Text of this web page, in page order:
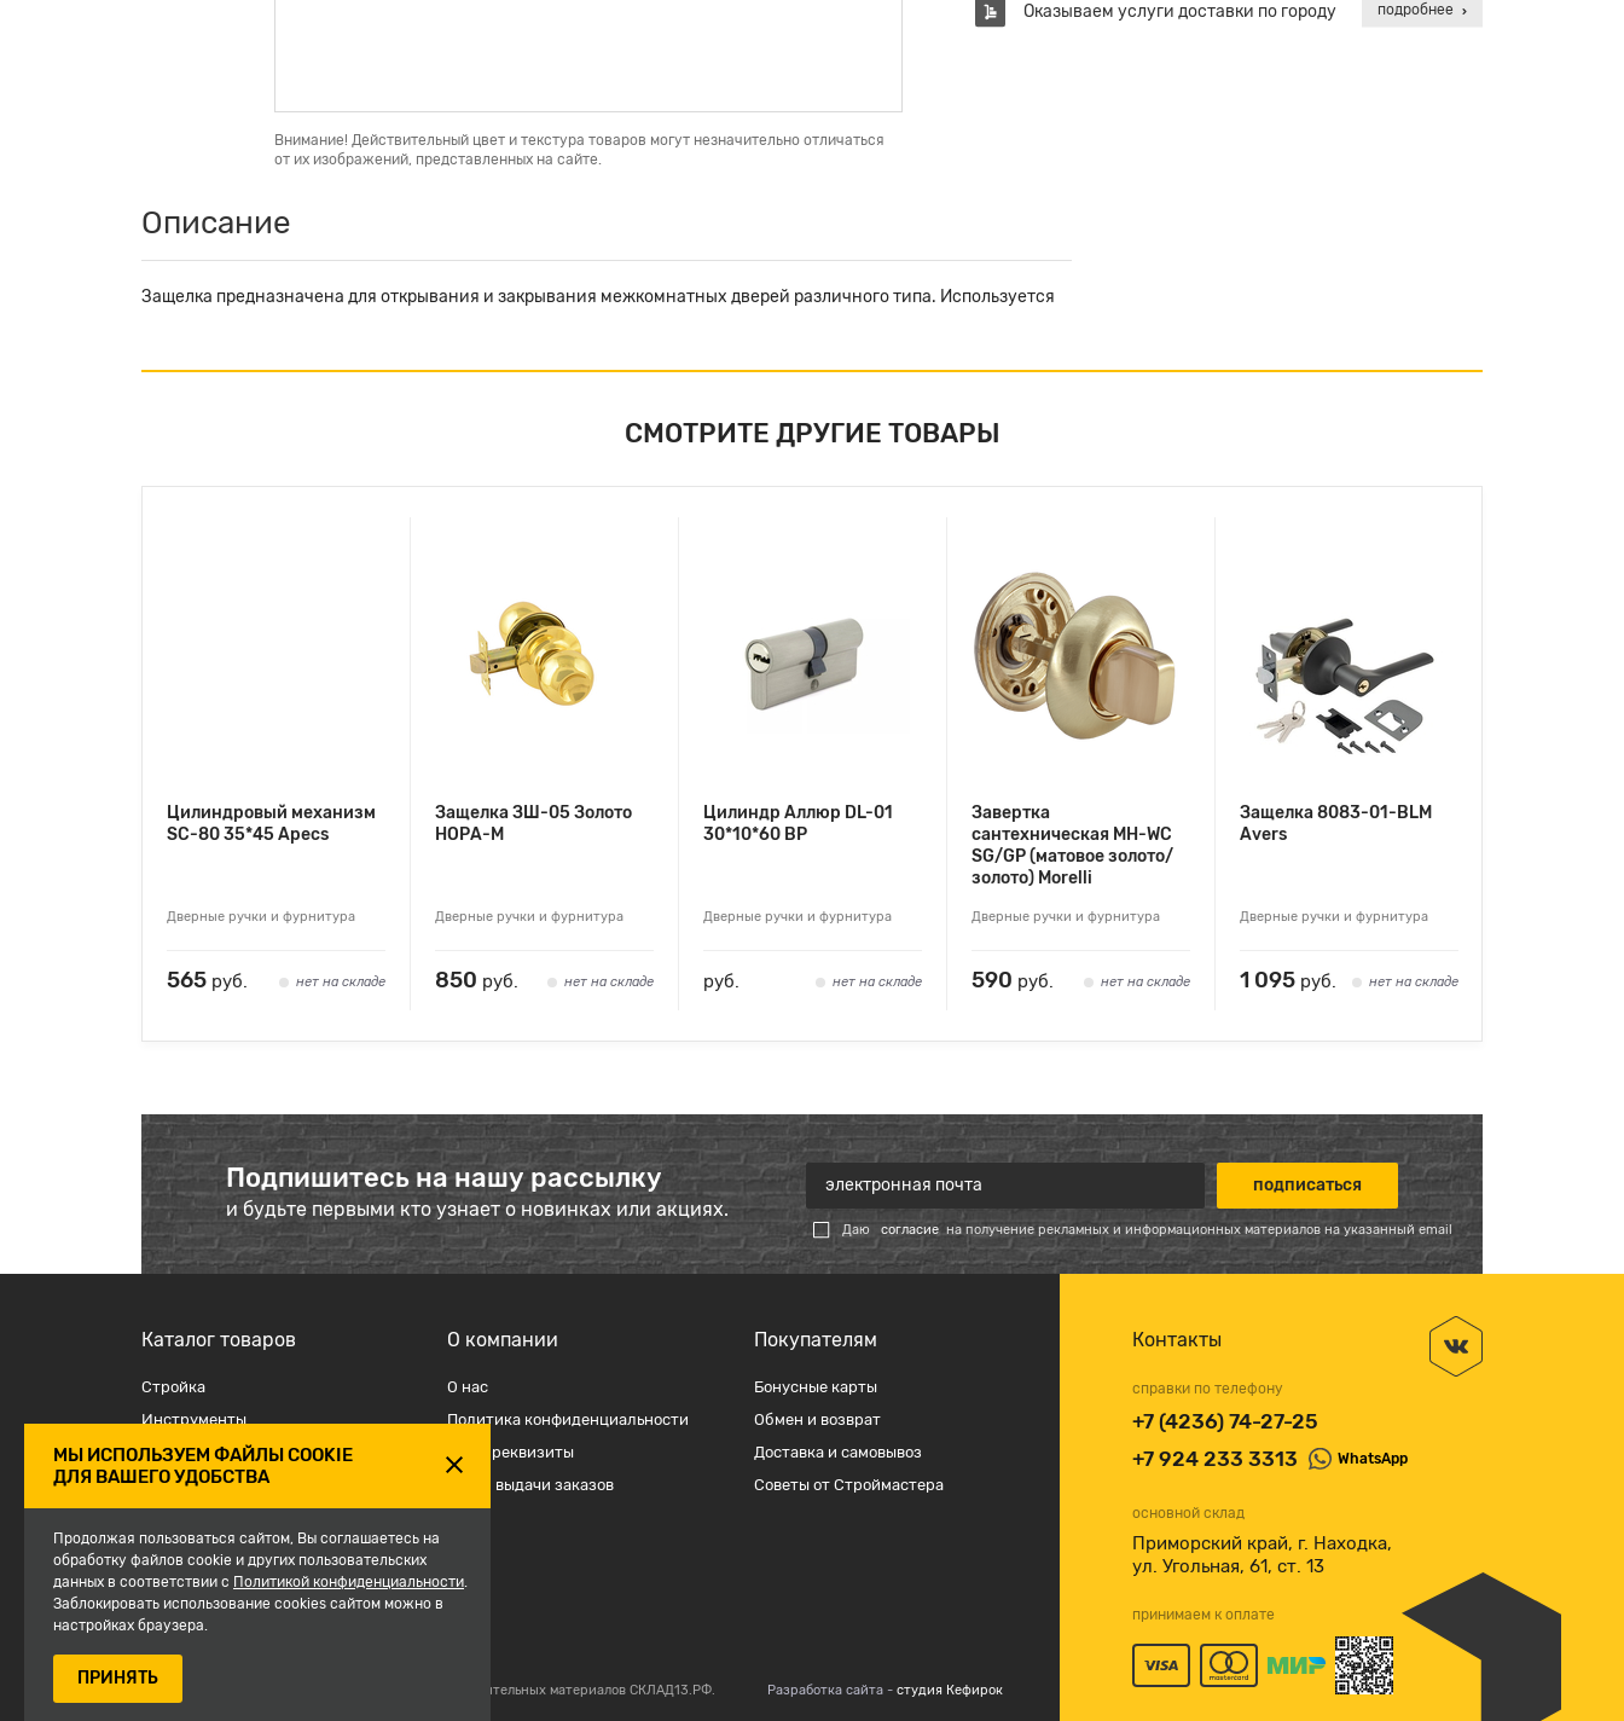
Внимание! Действительный цвет и текстура товаров могут незначительно отличаться
от их изображений, представленных на сайте.
Оказываем услуги доставки по городу подробнее
Описание
Защелка предназначена для открывания и закрывания межкомнатных дверей различного типа. Используется
СМОТРИТЕ ДРУГИЕ ТОВАРЫ
Цилиндровый механизм
SC-80 35*45 Apecs
Дверные ручки и фурнитура
565 руб. нет на складе
Защелка ЗШ-05 Золото
НОРА-М
Дверные ручки и фурнитура
850 руб. нет на складе
Цилиндр Аллюр DL-01
30*10*60 ВР
Дверные ручки и фурнитура
руб. нет на складе
Завертка
сантехническая MH-WC
SG/GP (матовое золото/
золото) Morelli
Дверные ручки и фурнитура
590 руб. нет на складе
Защелка 8083-01-BLM
Avers
Дверные ручки и фурнитура
1 095 руб. нет на складе
Подпишитесь на нашу рассылку
и будьте первыми кто узнает о новинках или акциях.
Даю согласие на получение рекламных и информационных материалов на указанный email
Контакты
справки по телефону
+7 (4236) 74-27-25
+7 924 233 3313
WhatsApp
основной склад
Приморский край, г. Находка,
ул. Угольная, 61, ст. 13
принимаем к оплате
Каталог товаров
Стройка
Инструменты
Отделка
Крепеж и такелаж
Средства защиты, спецодежда
Сантехника
Сезон
О компании
О наc
Политика конфиденциальности
Наши реквизиты
Точки выдачи заказов
Покупателям
Бонусные карты
Обмен и возврат
Доставка и самовывоз
Советы от Строймастера
© 2007-2026, Магазин строительных материалов СКЛАД13.РФ. Разработка сайта - студия Кефирок
МЫ ИСПОЛЬЗУЕМ ФАЙЛЫ COOKIE
ДЛЯ ВАШЕГО УДОБСТВА
Продолжая пользоваться сайтом, Вы соглашаетесь на
обработку файлов cookie и других пользовательских
данных в соответствии с Политикой конфиденциальности.
Заблокировать использование cookies сайтом можно в
настройках браузера.
ПРИНЯТЬ